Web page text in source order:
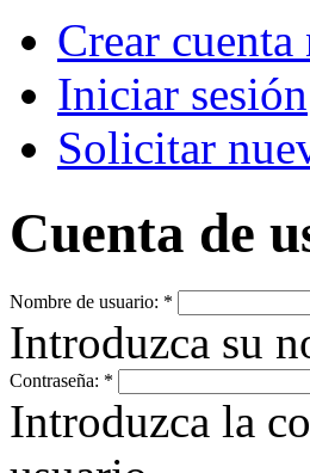
Crear cuenta
Iniciar sesión
Solicitar
Cuenta de
Nombre de usuario: *
Introduzca su
Contraseña: *
Introduzca la